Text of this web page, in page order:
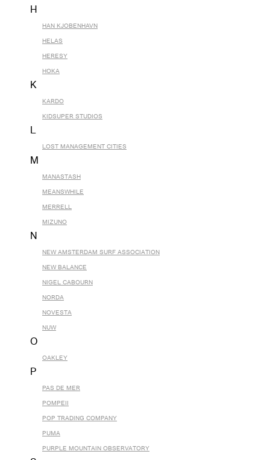
H
HAN KJOBENHAVN
HELAS
HERESY
HOKA
K
KARDO
KIDSUPER STUDIOS
L
LOST MANAGEMENT CITIES
M
MANASTASH
MEANSWHILE
MERRELL
MIZUNO
N
NEW AMSTERDAM SURF ASSOCIATION
NEW BALANCE
NIGEL CABOURN
NORDA
NOVESTA
NUW
O
OAKLEY
P
PAS DE MER
POMPEII
POP TRADING COMPANY
PUMA
PURPLE MOUNTAIN OBSERVATORY